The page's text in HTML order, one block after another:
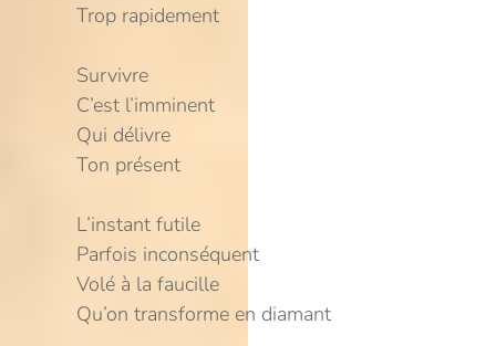
Trop rapidement
Survivre
C’est l’imminent
Qui délivre
Ton présent
L’instant futile
Parfois inconséquent
Volé à la faucille
Qu’on transforme en diamant